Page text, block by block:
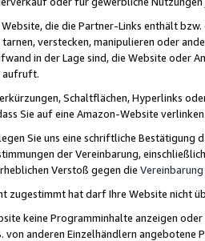
Website, die die Partner-Links enthält
tarnen, verstecken, manipulieren oder
in der Lage sind, die Website oder
aufruft.
Schaltflächen, Hyperlinks
Sie auf eine Amazon-Website
Sie uns eine schriftliche
der Vereinbarung,
Verstoß gegen die Vereinbarung
zugestimmt hat darf Ihre Website nicht
keine Programminhalte anzeigen
von anderen Einzelhändlern